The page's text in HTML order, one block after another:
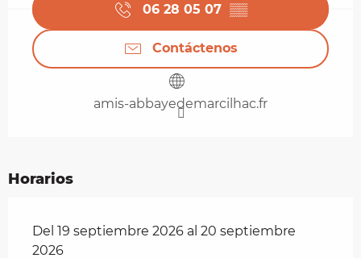
06 28 05 07 ▒▒
Contáctenos
amis-abbayedemarcilhac.fr
Horarios
Del 19 septiembre 2026 al 20 septiembre
2026